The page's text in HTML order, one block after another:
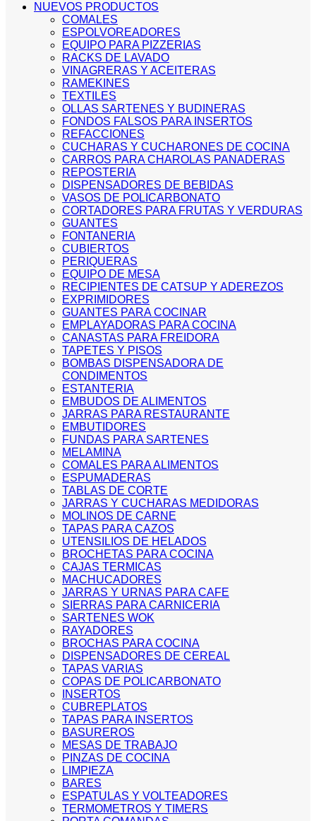
NUEVOS PRODUCTOS
COMALES
ESPOLVOREADORES
EQUIPO PARA PIZZERIAS
RACKS DE LAVADO
VINAGRERAS Y ACEITERAS
RAMEKINES
TEXTILES
OLLAS SARTENES Y BUDINERAS
FONDOS FALSOS PARA INSERTOS
REFACCIONES
CUCHARAS Y CUCHARONES DE COCINA
CARROS PARA CHAROLAS PANADERAS
REPOSTERIA
DISPENSADORES DE BEBIDAS
VASOS DE POLICARBONATO
CORTADORES PARA FRUTAS Y VERDURAS
GUANTES
FONTANERIA
CUBIERTOS
PERIQUERAS
EQUIPO DE MESA
RECIPIENTES DE CATSUP Y ADEREZOS
EXPRIMIDORES
GUANTES PARA COCINAR
EMPLAYADORAS PARA COCINA
CANASTAS PARA FREIDORA
TAPETES Y PISOS
BOMBAS DISPENSADORA DE
CONDIMENTOS
ESTANTERIA
EMBUDOS DE ALIMENTOS
JARRAS PARA RESTAURANTE
EMBUTIDORES
FUNDAS PARA SARTENES
MELAMINA
COMALES PARA ALIMENTOS
ESPUMADERAS
TABLAS DE CORTE
JARRAS Y CUCHARAS MEDIDORAS
MOLINOS DE CARNE
TAPAS PARA CAZOS
UTENSILIOS DE HELADOS
BROCHETAS PARA COCINA
CAJAS TERMICAS
MACHUCADORES
JARRAS Y URNAS PARA CAFE
SIERRAS PARA CARNICERIA
SARTENES WOK
RAYADORES
BROCHAS PARA COCINA
DISPENSADORES DE CEREAL
TAPAS VARIAS
COPAS DE POLICARBONATO
INSERTOS
CUBREPLATOS
TAPAS PARA INSERTOS
BASUREROS
MESAS DE TRABAJO
PINZAS DE COCINA
LIMPIEZA
BARES
ESPATULAS Y VOLTEADORES
TERMOMETROS Y TIMERS